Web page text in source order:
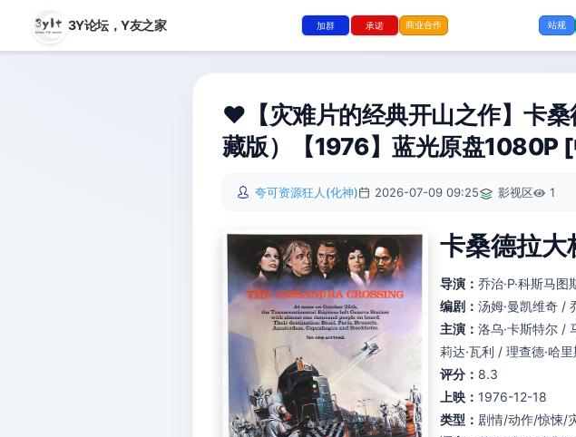
3Y论坛，Y友之家 加群 承诺 商业合作 站规
❤️【灾难片的经典开山之作】卡
藏版）【1976】蓝光原盘1080P
夸可资源狂人(化神) 2026-07-09 09:25 影视区 1
卡桑德拉
导演： 乔治·P·科斯马图
编剧： 汤姆·曼凯维奇 /
主演： 洛乌·卡斯特尔 /
莉达·瓦利 / 理查德·哈
评分： 8.3
上映： 1976-12-18
类型： 剧情/动作/惊悚/